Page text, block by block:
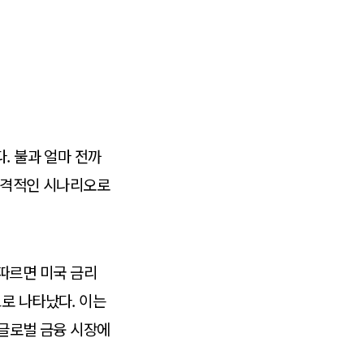
. 불과 얼마 전까
적인 시나리오로
르면 미국 금리
나타났다. 이는
로벌 금융 시장에